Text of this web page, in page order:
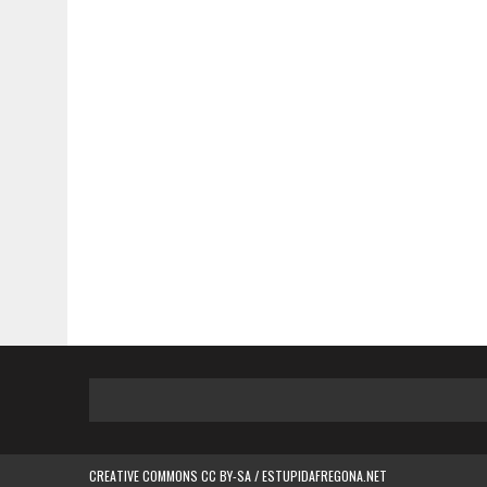
CREATIVE COMMONS CC BY-SA / ESTUPIDAFREGONA.NET